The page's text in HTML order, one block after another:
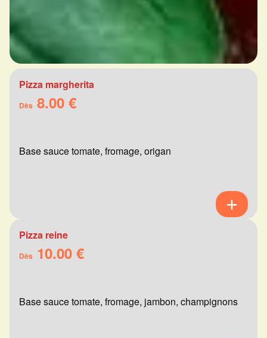
Pizza margherita
Dès 8.00 €
Base sauce tomate, fromage, origan
Pizza reine
Dès 10.00 €
Base sauce tomate, fromage, jambon, champignons